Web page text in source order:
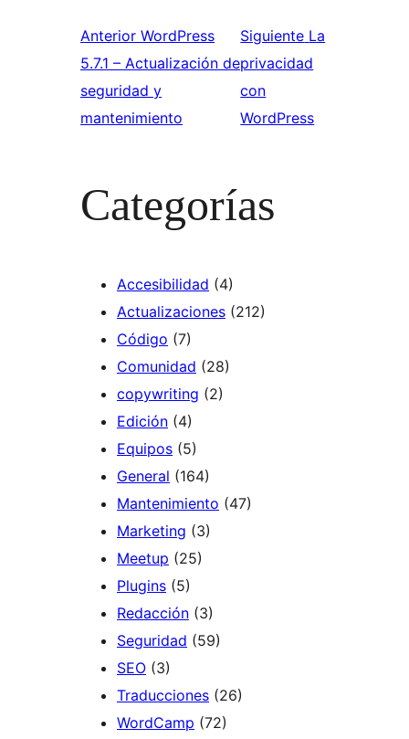
Anterior WordPress
5.7.1 – Actualización de
seguridad y
mantenimiento
Siguiente La
privacidad
con
WordPress
Categorías
Accesibilidad (4)
Actualizaciones (212)
Código (7)
Comunidad (28)
copywriting (2)
Edición (4)
Equipos (5)
General (164)
Mantenimiento (47)
Marketing (3)
Meetup (25)
Plugins (5)
Redacción (3)
Seguridad (59)
SEO (3)
Traducciones (26)
WordCamp (72)